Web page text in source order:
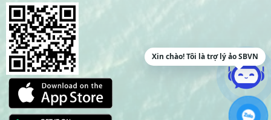
Xin chào! Tôi là trợ lý ảo SBVN